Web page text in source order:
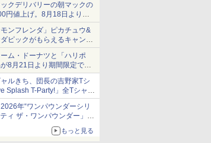
クデリバリーの朝マックの
円値上げ。8月18日より
ンフレンダ」ピカチュウ&
ピックがもらえるキャンペ
ム・ドーナツと「ハリポ
8月21日より期間限定で発
など見た目も楽しい商品が
ルきち、団長の吉野家Tシ
Splash T-Party!」全Tシャツ
オンライン販売開始
年“ワンパウンダーシリ
ィ ザ・ワンパウンダー」を
マヨソース」を使用した超大
もっと見る